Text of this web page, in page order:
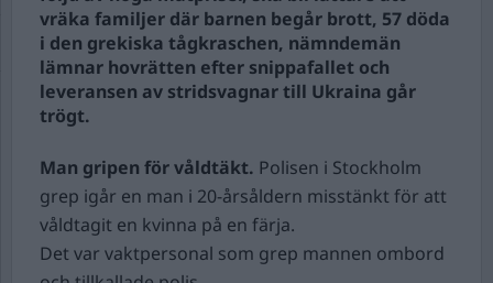
vräka familjer där barnen begår brott, 57 döda
i den grekiska tågkraschen, nämndemän
lämnar hovrätten efter snippafallet och
leveransen av stridsvagnar till Ukraina går
trögt.
Man gripen för våldtäkt. Polisen i Stockholm
grep igår en man i 20-årsåldern misstänkt för att
våldtagit en kvinna på en färja.
Det var vaktpersonal som grep mannen ombord